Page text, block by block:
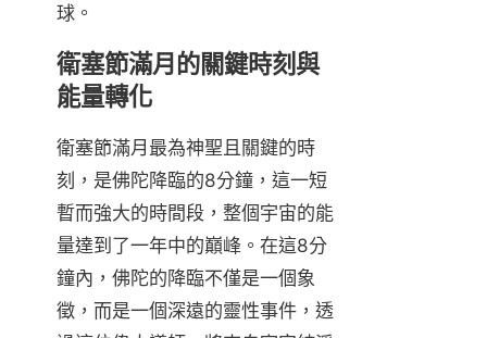
球。
衛塞節滿月的關鍵時刻與
能量轉化
衛塞節滿月最為神聖且關鍵的時
刻，是佛陀降臨的8分鐘，這一短
暫而強大的時間段，整個宇宙的能
量達到了一年中的巔峰。在這8分
鐘內，佛陀的降臨不僅是一個象
徵，而是一個深遠的靈性事件，透